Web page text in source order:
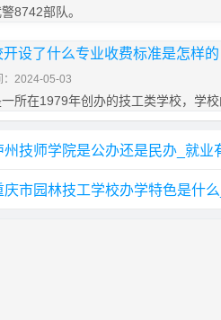
8742部队。
设了什么专业收费标准是怎样的
：2024-05-03
所在1979年创办的技工类学校，学校
州技师学院是公办还是民办_就业
庆市园林技工学校办学特色是什